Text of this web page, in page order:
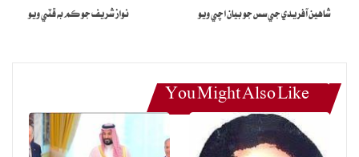
جو مرڪزي جنرل سيڪريٽري احمد سولنگي الڳ ٿيل ساٿين جي ادبي
تفصيلي اظهار اجلاس ۾ وڏي شدت ۽ گوڙ پيدا ڪري ڇڏيو جنهن سبب
اهو ٺاھ يا ادبي سنگت جي گڏ ٿيڻ وارو معاملو رهجي ويو هو. جڏهن ته ان
ٺاھ کان پهرين احمد سولنگي ادبي سنگت جي وارثي جو ڪيس حيدرآباد
شاهين آفريدي جي سس جو بيان اچي ويو نواز شريف جو ڪم به ڦٽي ويو
You Might Also Like